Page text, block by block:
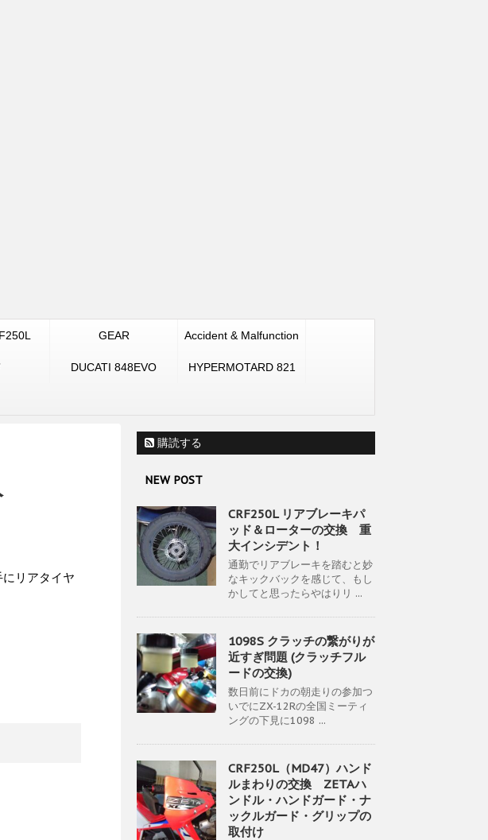
GEAR Accident & Malfunction
DUCATI 848EVO HYPERMOTARD 821
リアタイヤ
購読する
NEW POST
CRF250L リアブレーキパ
ッド＆ローターの交換 重
大インシデント！
通勤でリアブレーキを踏むと妙
なキックバックを感じて、もし
かしてと思ったらやはりリ ...
1098S クラッチの繋がりが
近すぎ問題 (クラッチフル
ードの交換)
数日前にドカの朝走りの参加つ
いでにZX-12Rの全国ミーティ
ングの下見に1098 ...
CRF250L（MD47）ハンド
ルまわりの交換 ZETAハ
ンドル・ハンドガード・ナ
ックルガード・グリップの
取付け